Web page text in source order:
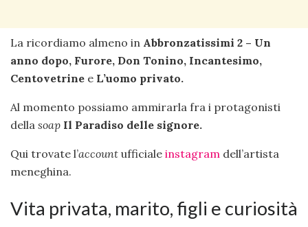
La ricordiamo almeno in Abbronzatissimi 2 – Un
anno dopo, Furore, Don Tonino, Incantesimo,
Centovetrine e L’uomo privato.
Al momento possiamo ammirarla fra i protagonisti
della soap Il Paradiso delle signore.
Qui trovate l’account ufficiale instagram dell’artista
meneghina.
Vita privata, marito, figli e curiosità